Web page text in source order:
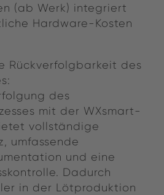
(ab Werk) integriert
Hardware-Kosten
Rückverfolgbarkeit des
des
mit der WXsmart-
vollständige
umfassende
und eine
Dadurch
in der Lötproduktion